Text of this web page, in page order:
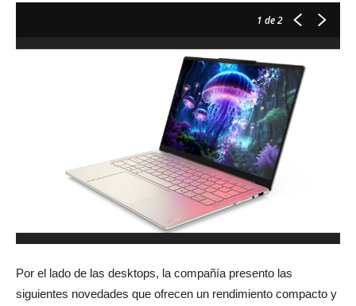
1 de 2
Por el lado de las desktops, la compañía presento las
siguientes novedades que ofrecen un rendimiento compacto y